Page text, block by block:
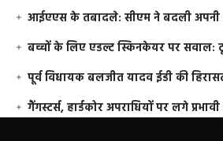
आईएएस के तबादले: सीएम ने बदली अपनी
बच्चों के लिए एडल्ट स्किनकेयर पर
पूर्व विधायक बलजीत यादव ईडी की
गैंगस्टर्स, हार्डकोर अपराधियों पर लगे